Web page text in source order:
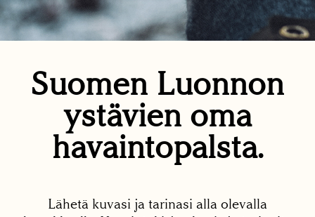
Suomen Luonnon
ystävien oma
havaintopalsta.
Lähetä kuvasi ja tarinasi alla olevalla